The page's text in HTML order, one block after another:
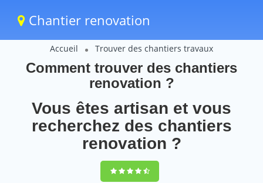
Chantier renovation
Accueil Trouver des chantiers travaux
Comment trouver des chantiers
renovation ?
Vous êtes artisan et vous
recherchez des chantiers
renovation ?